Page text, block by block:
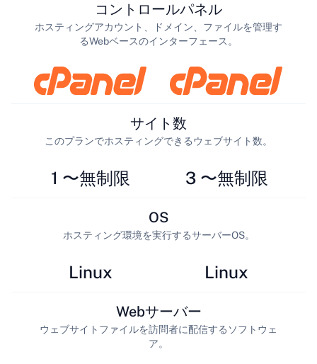
コントロールパネル
ホスティングアカウント、ドメイン、ファイルを管理す
るWebベースのインターフェース。
1 〜無制限
サイト数
このプランでホスティングできるウェブサイト数。
3 〜無制限
Linux
OS
ホスティング環境を実行するサーバーOS。
Linux
Webサーバー
ウェブサイトファイルを訪問者に配信するソフトウェ
ア。